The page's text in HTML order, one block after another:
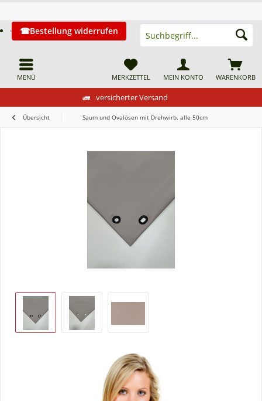
versicherter Versand
MENÜ
Bestellung widerrufen
WARENKORB
MERKZETTEL MEIN KONTO
Übersicht Saum und Ovalösen mit Drehwirb. alle 50cm